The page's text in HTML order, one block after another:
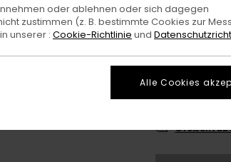
oder ablehnen oder sich dagegen
zustimmen (z. B. bestimmte Cookies zur
unserer : Cookie-Richtlinie und
Alle Cookies